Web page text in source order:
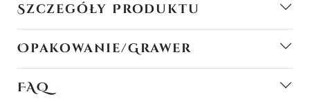
Szczegóły Produktu
Opakowanie/Grawer
FAQ